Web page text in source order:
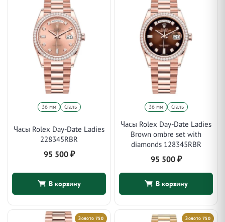
36 мм Сталь
Часы Rolex Day-Date Ladies
228345RBR
95 500 ₽
В корзину
36 мм Сталь
Часы Rolex Day-Date Ladies
Brown ombre set with
diamonds 128345RBR
95 500 ₽
В корзину
Золото 750 Золото 750